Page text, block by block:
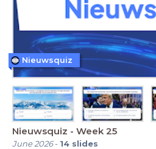
Nieuwsquiz - Week 25
June 2026- 14 slides
Nieuwsquiz